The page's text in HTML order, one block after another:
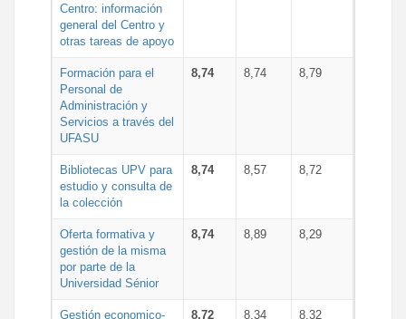
Centro: información
general del Centro y
otras tareas de apoyo
Formación para el
Personal de
Administración y
Servicios a través del
UFASU
8,74 8,74 8,79
Bibliotecas UPV para
estudio y consulta de
la colección
8,74 8,57 8,72
Oferta formativa y
gestión de la misma
por parte de la
Universidad Sénior
8,74 8,89 8,29
Gestión economico- 8,72 8,34 8,32